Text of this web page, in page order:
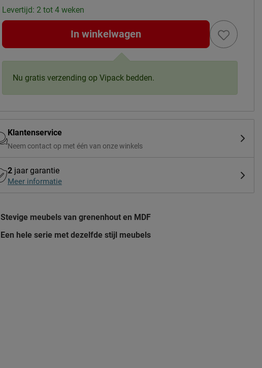
Levertijd: 2 tot 4 weken
In winkelwagen
Nu gratis verzending op Vipack bedden.
Klantenservice
Neem contact op met één van onze winkels
2 jaar garantie
Meer informatie
Stevige meubels van grenenhout en MDF
Een hele serie met dezelfde stijl meubels